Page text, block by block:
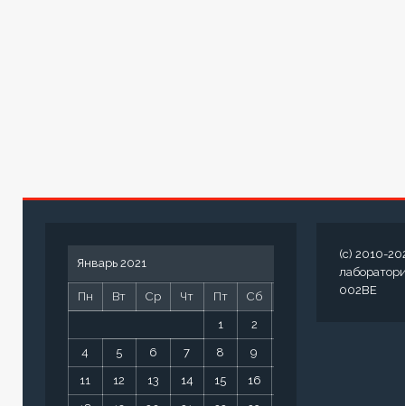
Январь 2021
Пн Вт Ср Чт Пт Сб
1 2
4 5 6 7 8 9
11 12 13 14 15 16
(c) 2010-
002BE